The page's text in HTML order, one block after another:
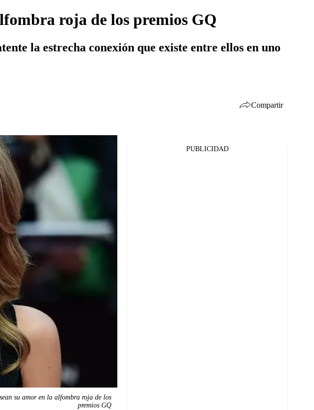
roja de los premios GQ
la estrecha conexión que existe entre ellos en uno
Compartir
su amor en la alfombra roja de los
premios GQ
PUBLICIDAD